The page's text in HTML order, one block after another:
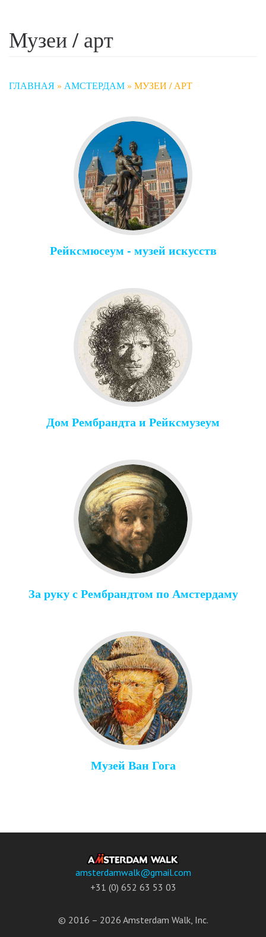
Музеи / арт
ГЛАВНАЯ» АМСТЕРДАМ» МУЗЕИ / АРТ
Рейксмюсеум - музей искусств
Дом Рембрандта и Рейксмузеум
За руку с Рембрандтом по Амстердаму
Музей Ван Гога
amsterdamwalk@gmail.com
+31 (0) 652 63 53 03
© 2016 – 2026 Amsterdam Walk, Inc.